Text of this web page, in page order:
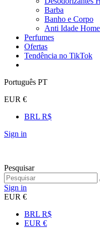
Barba
Banho e Corpo
Anti Idade
Perfumes
Ofertas
Tendência no TikTok
Português PT
EUR €
BRL R$
Sign in
Pesquisar
Sign in
EUR €
BRL R$
EUR €